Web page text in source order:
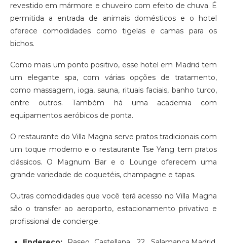
revestido em mármore e chuveiro com efeito de chuva. É
permitida a entrada de animais domésticos e o hotel
oferece comodidades como tigelas e camas para os
bichos.
Como mais um ponto positivo, esse hotel em Madrid tem
um elegante spa, com várias opções de tratamento,
como massagem, ioga, sauna, rituais faciais, banho turco,
entre outros. Também há uma academia com
equipamentos aeróbicos de ponta.
O restaurante do Villa Magna serve pratos tradicionais com
um toque moderno e o restaurante Tse Yang tem pratos
clássicos. O Magnum Bar e o Lounge oferecem uma
grande variedade de coquetéis, champagne e tapas.
Outras comodidades que você terá acesso no Villa Magna
são o transfer ao aeroporto, estacionamento privativo e
profissional de concierge.